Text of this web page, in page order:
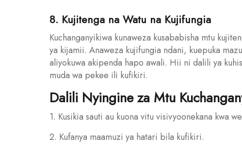
8. Kujitenga na Watu na Kujifungia
Kuchanganyikiwa kunaweza kusababisha mtu
ya kijamii. Anaweza kujifungia ndani, kuepuka
aliyokuwa akipenda hapo awali. Hii ni dalili ya
muda wa pekee ili kufikiri.
Dalili Nyingine za Mtu
1. Kusikia sauti au kuona vitu visivyoonekana kwa
2. Kufanya maamuzi ya hatari bila kufikiri.